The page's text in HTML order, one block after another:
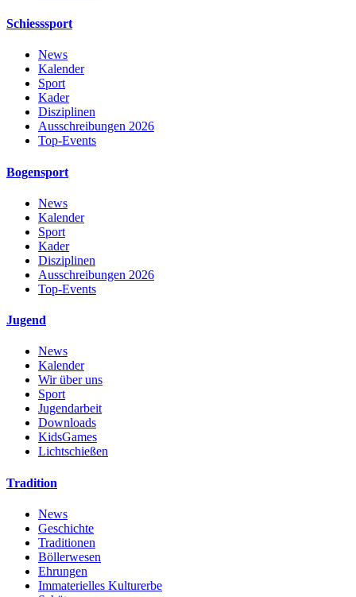
Schiesssport
News
Kalender
Sport
Kader
Disziplinen
Ausschreibungen 2026
Top-Events
Bogensport
News
Kalender
Sport
Kader
Disziplinen
Ausschreibungen 2026
Top-Events
Jugend
News
Kalender
Wir über uns
Sport
Jugendarbeit
Downloads
KidsGames
Lichtschießen
Tradition
News
Geschichte
Traditionen
Böllerwesen
Ehrungen
Immaterielles Kulturerbe